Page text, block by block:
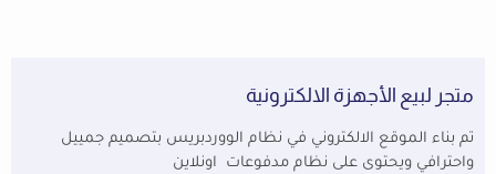
متجر لبيع الأجهزة الالكترونية
تم بناء الموقع الالكتروني في نظام الووردبريس بتصميم جمييل
واحترافي ويحتوى على نظام مدفوعات اونلاين